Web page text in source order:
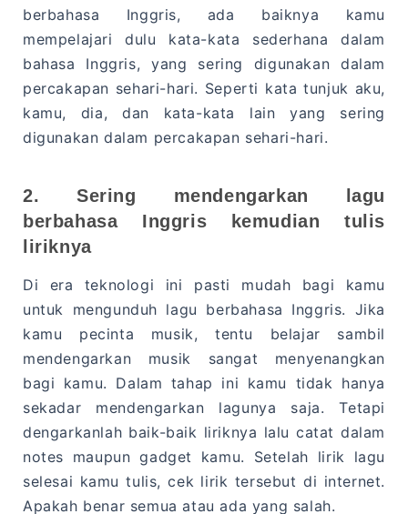
berbahasa Inggris, ada baiknya kamu
mempelajari dulu kata-kata sederhana dalam
bahasa Inggris, yang sering digunakan dalam
percakapan sehari-hari. Seperti kata tunjuk aku,
kamu, dia, dan kata-kata lain yang sering
digunakan dalam percakapan sehari-hari.
2. Sering mendengarkan lagu
berbahasa Inggris kemudian tulis
liriknya
Di era teknologi ini pasti mudah bagi kamu
untuk mengunduh lagu berbahasa Inggris. Jika
kamu pecinta musik, tentu belajar sambil
mendengarkan musik sangat menyenangkan
bagi kamu. Dalam tahap ini kamu tidak hanya
sekadar mendengarkan lagunya saja. Tetapi
dengarkanlah baik-baik liriknya lalu catat dalam
notes maupun gadget kamu. Setelah lirik lagu
selesai kamu tulis, cek lirik tersebut di internet.
Apakah benar semua atau ada yang salah.